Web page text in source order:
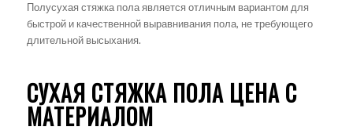
Полусухая стяжка пола является отличным вариантом для
быстрой и качественной выравнивания пола, не требующего
длительной высыхания.
CУХАЯ СТЯЖКА ПОЛА ЦЕНА С
МАТЕРИАЛОМ